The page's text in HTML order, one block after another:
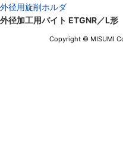
外径用旋削ホルダ
外径加工用バイト ETGNR／L形
Copyright © MISUMI